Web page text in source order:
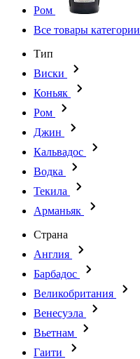
Ром
Все товары категории
Тип
Виски
Коньяк
Ром
Джин
Кальвадос
Водка
Текила
Арманьяк
Страна
Англия
Барбадос
Великобритания
Венесуэла
Вьетнам
Гаити